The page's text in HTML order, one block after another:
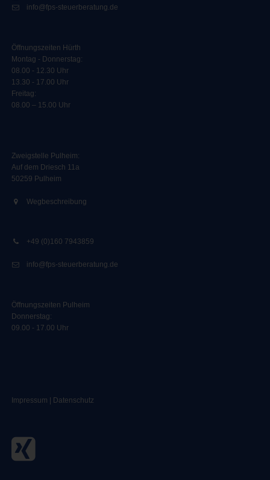
info@fps-steuerberatung.de
Öffnungszeiten Hürth
Montag - Donnerstag:
08.00 - 12.30 Uhr
13.30 - 17.00 Uhr
Freitag:
08.00 – 15.00 Uhr
Zweigstelle Pulheim:
Auf dem Driesch 11a
50259 Pulheim
Wegbeschreibung
+49 (0)160 7943859
info@fps-steuerberatung.de
Öffnungszeiten Pulheim
Donnerstag:
09.00 - 17.00 Uhr
Impressum Datenschutz